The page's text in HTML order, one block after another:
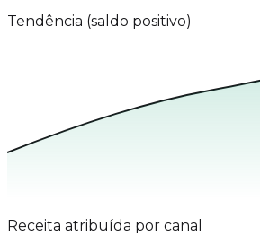
Tendência (saldo positivo)
Receita atribuída por canal